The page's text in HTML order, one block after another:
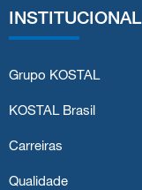
INSTITUCIONAL
Grupo KOSTAL
KOSTAL Brasil
Carreiras
Qualidade